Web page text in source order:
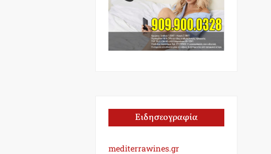
Ειδησεογραφία
mediterrawines.gr